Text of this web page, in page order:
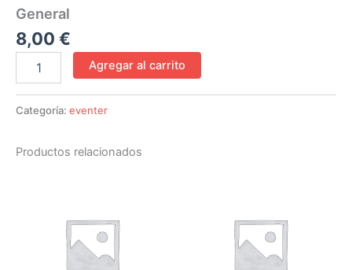
General
8,00 €
Agregar al carrito
Categoría: eventer
Productos relacionados